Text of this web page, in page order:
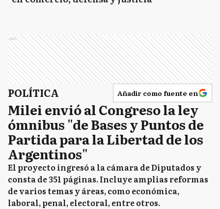
Ads
POLÍTICA Añadir como fuente en
Milei envió al Congreso la ley
ómnibus "de Bases y Puntos de
Partida para la Libertad de los
Argentinos"
El proyecto ingresó a la cámara de Diputados y
consta de 351 páginas. Incluye amplias reformas
de varios temas y áreas, como económica,
laboral, penal, electoral, entre otros.